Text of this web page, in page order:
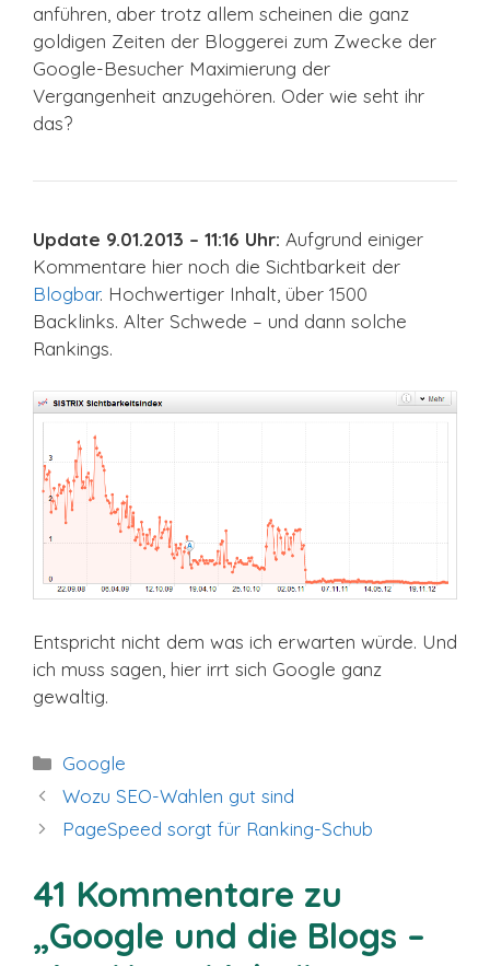
anführen, aber trotz allem scheinen die ganz
goldigen Zeiten der Bloggerei zum Zwecke der
Google-Besucher Maximierung der
Vergangenheit anzugehören. Oder wie seht ihr
das?
Update 9.01.2013 – 11:16 Uhr: Aufgrund einiger
Kommentare hier noch die Sichtbarkeit der
Blogbar. Hochwertiger Inhalt, über 1500
Backlinks. Alter Schwede – und dann solche
Rankings.
Entspricht nicht dem was ich erwarten würde. Und
ich muss sagen, hier irrt sich Google ganz
gewaltig.
Kategorien
Google
Wozu SEO-Wahlen gut sind
PageSpeed sorgt für Ranking-Schub
41 Kommentare zu
„Google und die Blogs –